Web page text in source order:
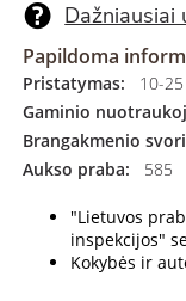
Dažniausiai
Papildoma
Pristatymas:
10-
Gaminio
Brangakmenio
Aukso praba:
585
"Lietuvos
inspekcijos"
Kokybės ir